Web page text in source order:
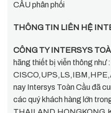
CẦU phân phối
THÔNG TIN LIÊN HỆ
CÔNG TY INTERSYS
hãng thiết bị viễn thông như :
nay Intersys Toàn Cầu đã
các quý khách hàng lớn